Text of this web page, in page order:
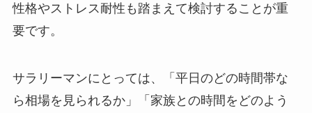
性格やストレス耐性も踏まえて検討することが重
要です。
サラリーマンにとっては、「平日のどの時間帯な
ら相場を見られるか」「家族との時間をどのよう